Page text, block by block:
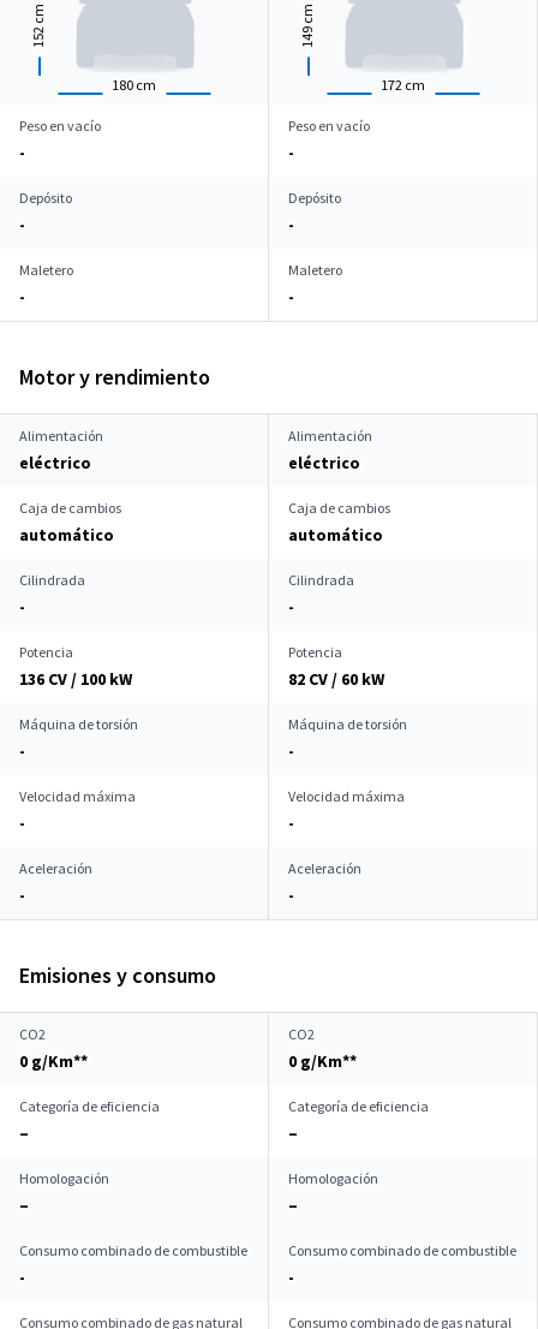
180 cm
152
cm
172 cm
149
cm
Peso en vacío
-
Peso en vacío
-
Depósito
-
Depósito
-
Maletero
-
Maletero
-
Motor y rendimiento
Alimentación
eléctrico
Alimentación
eléctrico
Caja de cambios
automático
Caja de cambios
automático
Cilindrada
-
Cilindrada
-
Potencia
136 CV / 100 kW
Potencia
82 CV / 60 kW
Máquina de torsión
-
Máquina de torsión
-
Velocidad máxima
-
Velocidad máxima
-
Aceleración
-
Aceleración
-
Emisiones y consumo
CO2
0 g/Km**
CO2
0 g/Km**
Categoría de eficiencia
–
Categoría de eficiencia
–
Homologación
–
Homologación
–
Consumo combinado de combustible
-
Consumo combinado de combustible
-
Consumo combinado de gas natural Consumo combinado de gas natural